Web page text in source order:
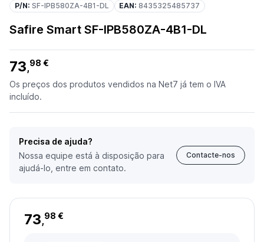
P/N: SF-IPB580ZA-4B1-DL EAN: 8435325485737
Safire Smart SF-IPB580ZA-4B1-DL
73,98 €
Os preços dos produtos vendidos na Net7 já tem o IVA
incluído.
Precisa de ajuda?
Nossa equipe está à disposição para
ajudá-lo, entre em contato.
Contacte-nos
73,98 €